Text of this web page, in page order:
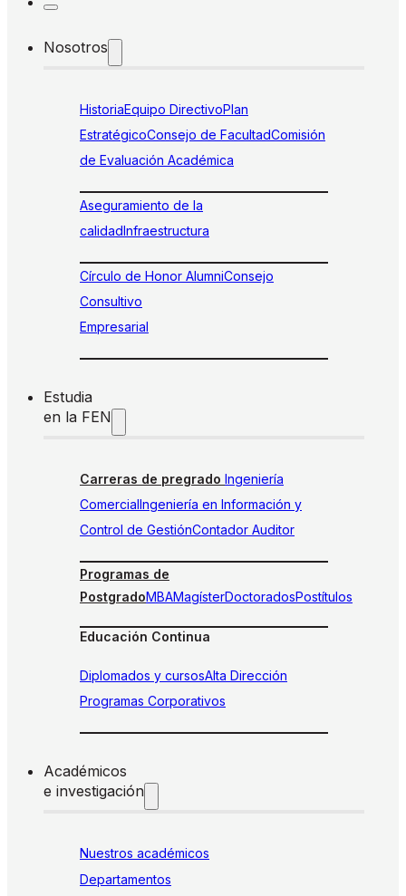
Nosotros
HistoriaEquipo DirectivoPlan
EstratégicoConsejo de FacultadComisión
de Evaluación Académica
Aseguramiento de la
calidadInfraestructura
Círculo de Honor AlumniConsejo
Consultivo
Empresarial
Estudia
en la FEN
Carreras de pregrado Ingeniería
ComercialIngeniería en Información y
Control de GestiónContador Auditor
Programas de
PostgradoMBAMagísterDoctoradosPostítulos
Educación Continua
Diplomados y cursosAlta Dirección
Programas Corporativos
Académicos
e investigación
Nuestros académicos
Departamentos